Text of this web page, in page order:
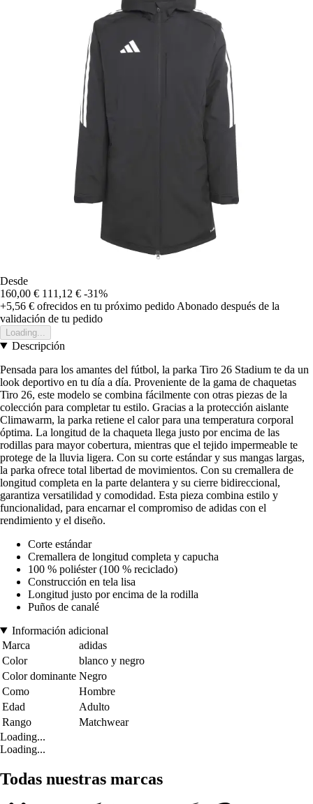
Desde
160,00 € 111,12 € -31%
+5,56 € ofrecidos en tu próximo pedido Abonado después de la
validación de tu pedido
Loading...
Descripción
Pensada para los amantes del fútbol, la parka Tiro 26 Stadium te da un
look deportivo en tu día a día. Proveniente de la gama de chaquetas
Tiro 26, este modelo se combina fácilmente con otras piezas de la
colección para completar tu estilo. Gracias a la protección aislante
Climawarm, la parka retiene el calor para una temperatura corporal
óptima. La longitud de la chaqueta llega justo por encima de las
rodillas para mayor cobertura, mientras que el tejido impermeable te
protege de la lluvia ligera. Con su corte estándar y sus mangas largas,
la parka ofrece total libertad de movimientos. Con su cremallera de
longitud completa en la parte delantera y su cierre bidireccional,
garantiza versatilidad y comodidad. Esta pieza combina estilo y
funcionalidad, para encarnar el compromiso de adidas con el
rendimiento y el diseño.
Corte estándar
Cremallera de longitud completa y capucha
100 % poliéster (100 % reciclado)
Construcción en tela lisa
Longitud justo por encima de la rodilla
Puños de canalé
Información adicional
Marca
adidas
Color
blanco y negro
Color dominante Negro
Como
Hombre
Edad
Adulto
Rango
Matchwear
Loading...
Loading...
Todas nuestras marcas